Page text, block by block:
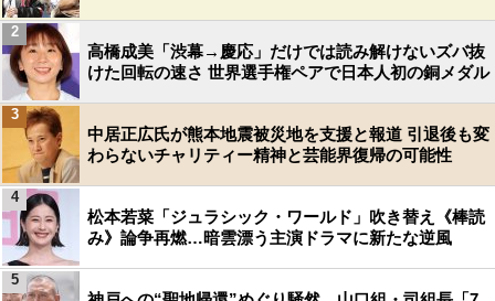
高橋成美「渋幕→慶応」だけでは読み解けないズバ抜
けた回転の速さ 世界選手権ペアで日本人初の銅メダル
2
中居正広氏が熊本地震被災地を支援と報道 引退後も変
わらないチャリティー精神と芸能界復帰の可能性
3
松本若菜「ジュラシック・ワールド」吹き替え《棒読
み》論争再燃…暗雲漂う主演ドラマに新たな逆風
4
5